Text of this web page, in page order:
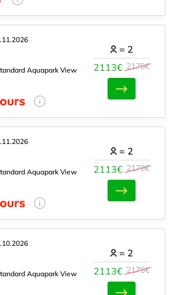
Aquapark View
2113€ 2178€
= 2
Aquapark View
2113€ 2178€
= 2
Aquapark View
2113€ 2178€
= 2